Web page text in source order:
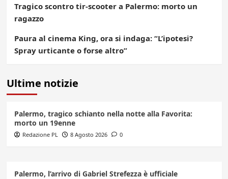
Tragico scontro tir-scooter a Palermo: morto un
ragazzo
Paura al cinema King, ora si indaga: “L’ipotesi?
Spray urticante o forse altro”
Ultime notizie
Palermo, tragico schianto nella notte alla Favorita:
morto un 19enne
Redazione PL 8 Agosto 2026 0
Palermo, l’arrivo di Gabriel Strefezza è ufficiale